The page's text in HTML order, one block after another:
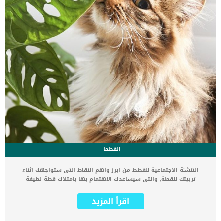
القطط
التنشئة الاجتماعية للقطط من ابرز واهم النقاط التى ستواجهك اثناء
تربيتك للقطة, والتى سيساعدك الاهتمام بها بامتلاك قطة لطيفة
الا البقاء منفصلة عن التجمعات. اذا كان لديك قطة صغيرة ، أو ستحصل
على واحدة في المستقبل القريب ، وتريد أن تعرف كيفية تكوين صداقة
اقرأ المزيد